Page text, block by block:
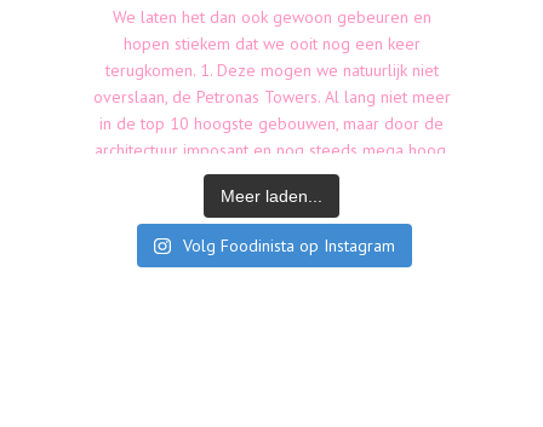
Meer laden...
Volg Foodinista op Instagram